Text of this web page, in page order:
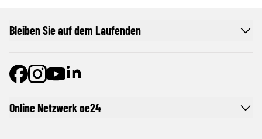
Online Netzwerk oe24
Bleiben Sie auf dem Laufenden